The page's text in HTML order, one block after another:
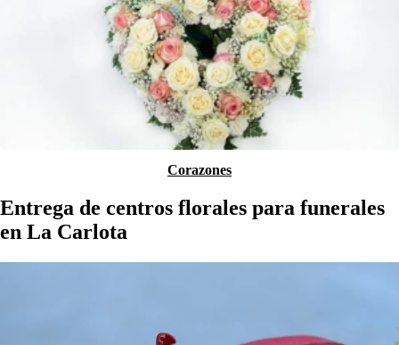
Corazones
Entrega de centros florales para funerales
en La Carlota